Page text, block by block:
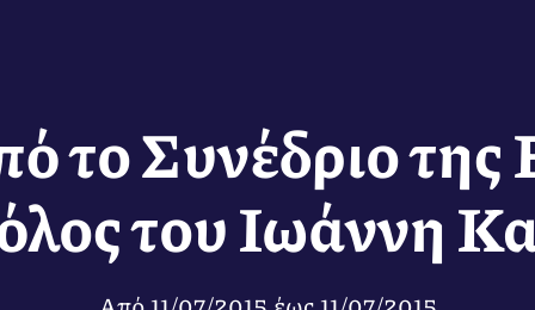
το Συνέδριο της
του Ιωάννη